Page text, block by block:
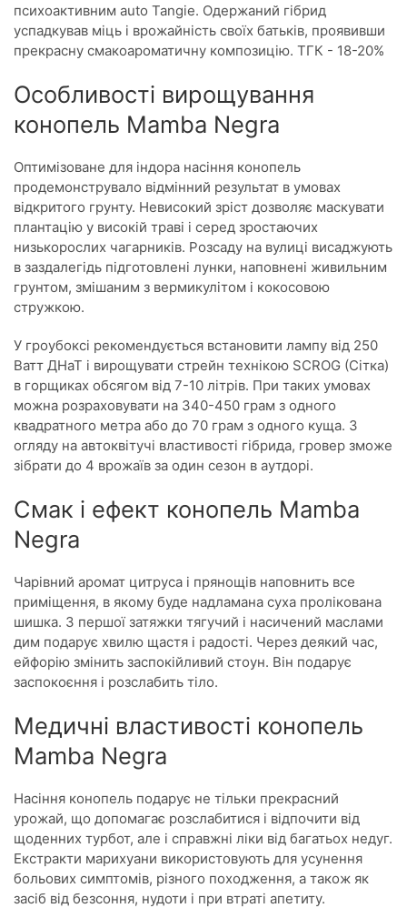
психоактивним auto Tangie. Одержаний гібрид
успадкував міць і врожайність своїх батьків, проявивши
прекрасну смакоароматичну композицію. ТГК - 18-20%
Особливості вирощування
конопель Mamba Negra
Оптимізоване для індора насіння конопель
продемонструвало відмінний результат в умовах
відкритого грунту. Невисокий зріст дозволяє маскувати
плантацію у високій траві і серед зростаючих
низькорослих чагарників. Розсаду на вулиці висаджують
в заздалегідь підготовлені лунки, наповнені живильним
грунтом, змішаним з вермикулітом і кокосовою
стружкою.
У гроубоксі рекомендується встановити лампу від 250
Ватт ДНаТ і вирощувати стрейн технікою SCROG (Сітка)
в горщиках обсягом від 7-10 літрів. При таких умовах
можна розраховувати на 340-450 грам з одного
квадратного метра або до 70 грам з одного куща. З
огляду на автоквітучі властивості гібрида, гровер зможе
зібрати до 4 врожаїв за один сезон в аутдорі.
Смак і ефект конопель Mamba
Negra
Чарівний аромат цитруса і прянощів наповнить все
приміщення, в якому буде надламана суха пролікована
шишка. З першої затяжки тягучий і насичений маслами
дим подарує хвилю щастя і радості. Через деякий час,
ейфорію змінить заспокійливий стоун. Він подарує
заспокоєння і розслабить тіло.
Медичні властивості конопель
Mamba Negra
Насіння конопель подарує не тільки прекрасний
урожай, що допомагає розслабитися і відпочити від
щоденних турбот, але і справжні ліки від багатьох недуг.
Екстракти марихуани використовують для усунення
больових симптомів, різного походження, а також як
засіб від безсоння, нудоти і при втраті апетиту.